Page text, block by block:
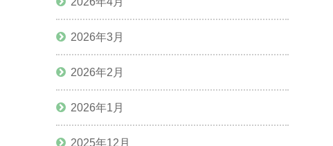
2026年3月
2026年2月
2026年1月
2025年12月